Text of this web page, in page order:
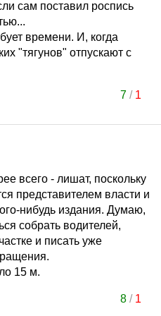
сам поставил роспись
времени. И, когда
"тягунов" отпускают с
7/ 1
всего - лишат, поскольку
представителем власти и
нибудь издания. Думаю,
собрать водителей,
и писать уже
15 м.
8/ 1